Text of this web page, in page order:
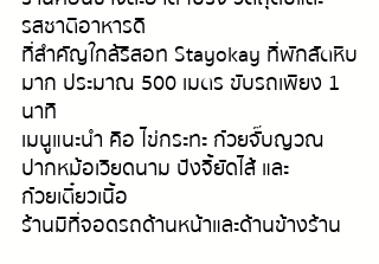
รสชาติอาหารดี
ที่สำคัญใกล้รีสอท Stayokay ที่พักสัตหีบ
มาก ประมาณ 500 เมตร ขับรถเพียง 1
นาที
เมนูแนะนำ คือ ไข่กระทะ ก๋วยจั๊บญวณ
ปากหม้อเวียดนาม ปังจี้ยัดไส้ และ
ก๋วยเตี๋ยวเนื้อ
ร้านมีที่จอดรถด้านหน้าและด้านข้างร้าน